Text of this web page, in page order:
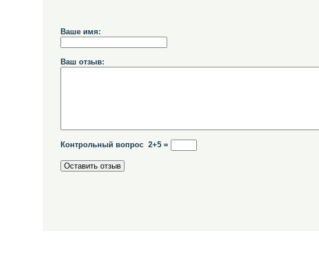
Ваше имя:
Ваш отзыв:
Контрольный вопрос 2+5 =